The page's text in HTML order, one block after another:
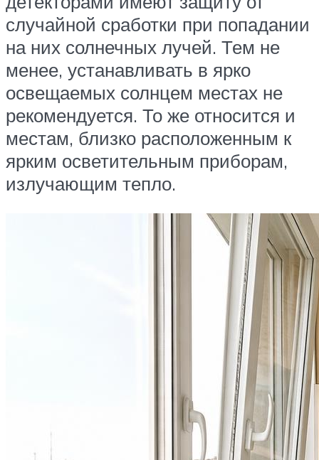
случайной сработки при попадании
на них солнечных лучей. Тем не
менее, устанавливать в ярко
освещаемых солнцем местах не
рекомендуется. То же относится и
местам, близко расположенным к
ярким осветительным приборам,
излучающим тепло.